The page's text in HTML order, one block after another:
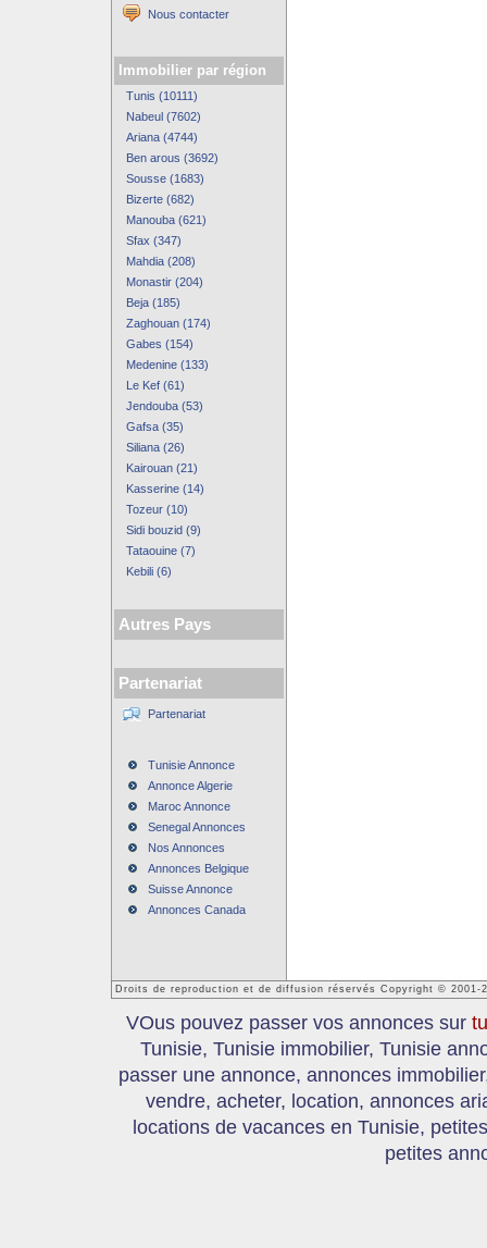
Nous contacter
Immobilier par région
Tunis (10111)
Nabeul (7602)
Ariana (4744)
Ben arous (3692)
Sousse (1683)
Bizerte (682)
Manouba (621)
Sfax (347)
Mahdia (208)
Monastir (204)
Beja (185)
Zaghouan (174)
Gabes (154)
Medenine (133)
Le Kef (61)
Jendouba (53)
Gafsa (35)
Siliana (26)
Kairouan (21)
Kasserine (14)
Tozeur (10)
Sidi bouzid (9)
Tataouine (7)
Kebili (6)
Autres Pays
Partenariat
Partenariat
Tunisie Annonce
Annonce Algerie
Maroc Annonce
Senegal Annonces
Nos Annonces
Annonces Belgique
Suisse Annonce
Annonces Canada
Droits de reproduction et de diffusion réservés Copyright © 2001-
VOus pouvez passer vos annonces sur
Tunisie, Tunisie immobilier, Tunisie
passer une annonce, annonces
vendre, acheter, location, annonces
locations de vacances en Tunisie,
petites